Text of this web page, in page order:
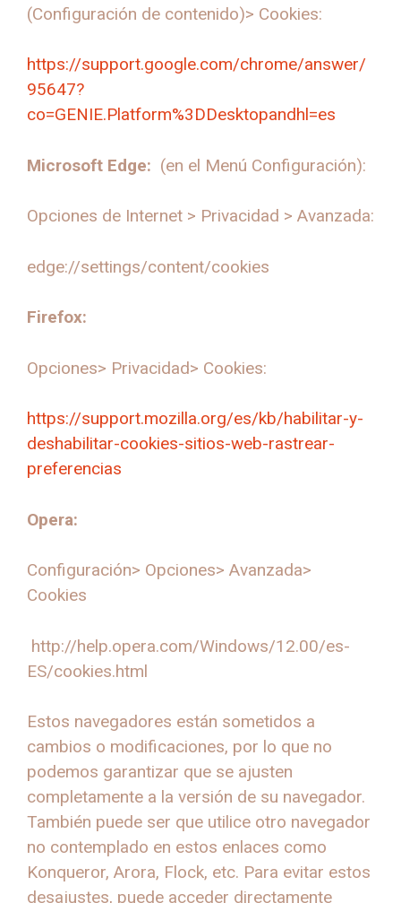
(Configuración de contenido)> Cookies:
https://support.google.com/chrome/answer/
95647?
co=GENIE.Platform%3DDesktopandhl=es
Microsoft Edge: (en el Menú Configuración):
Opciones de Internet > Privacidad > Avanzada:
edge://settings/content/cookies
Firefox:
Opciones> Privacidad> Cookies:
https://support.mozilla.org/es/kb/habilitar-y-
deshabilitar-cookies-sitios-web-rastrear-
preferencias
Opera:
Configuración> Opciones> Avanzada>
Cookies
http://help.opera.com/Windows/12.00/es-
ES/cookies.html
Estos navegadores están sometidos a
cambios o modificaciones, por lo que no
podemos garantizar que se ajusten
completamente a la versión de su navegador.
También puede ser que utilice otro navegador
no contemplado en estos enlaces como
Konqueror, Arora, Flock, etc. Para evitar estos
desajustes, puede acceder directamente